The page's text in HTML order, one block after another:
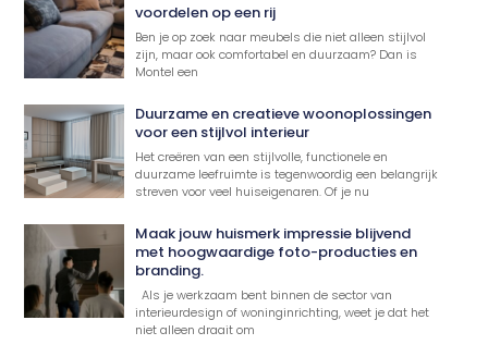
voordelen op een rij
Ben je op zoek naar meubels die niet alleen stijlvol
zijn, maar ook comfortabel en duurzaam? Dan is
Montel een
Duurzame en creatieve woonoplossingen
voor een stijlvol interieur
Het creëren van een stijlvolle, functionele en
duurzame leefruimte is tegenwoordig een belangrijk
streven voor veel huiseigenaren. Of je nu
Maak jouw huismerk impressie blijvend
met hoogwaardige foto-producties en
branding.
Als je werkzaam bent binnen de sector van
interieurdesign of woninginrichting, weet je dat het
niet alleen draait om